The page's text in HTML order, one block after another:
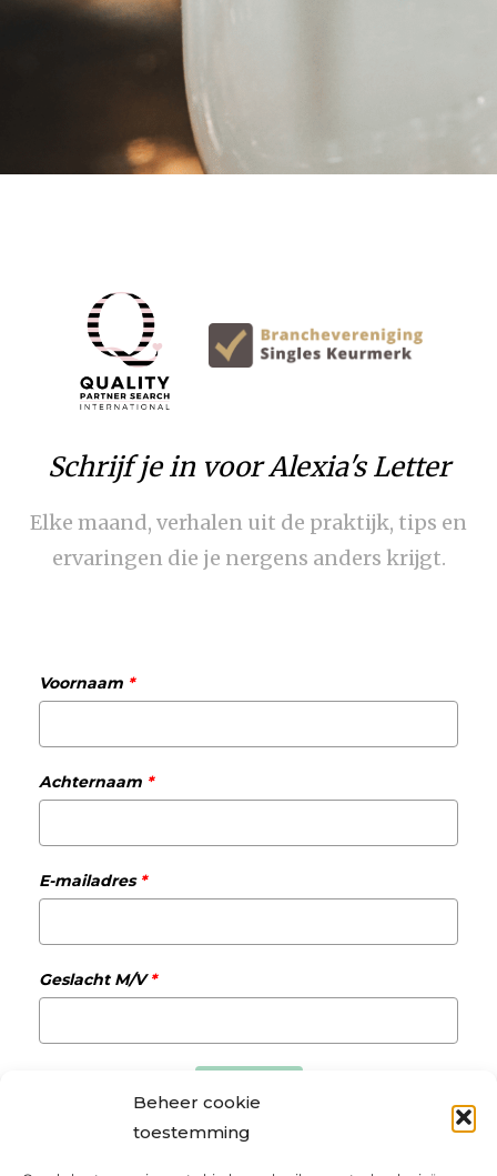
Beheer cookie
toestemming
Schrijf je in voor Alexia's Letter
Elke maand, verhalen uit de praktijk, tips en
ervaringen die je nergens anders krijgt.
Voornaam *
Achternaam *
E-mailadres*
Geslacht M/V*